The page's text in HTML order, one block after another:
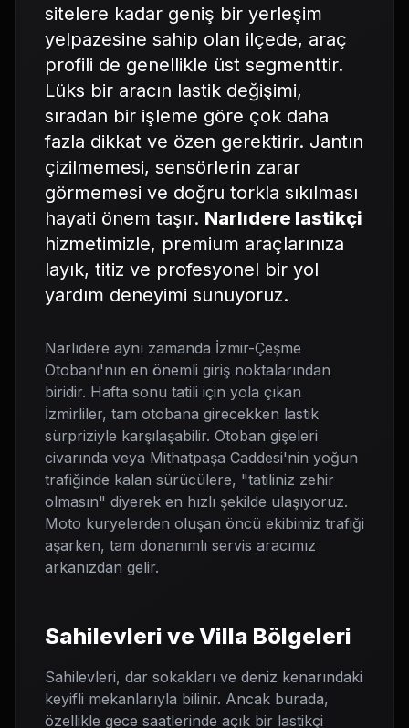
sitelere kadar geniş bir yerleşim
yelpazesine sahip olan ilçede, araç
profili de genellikle üst segmenttir.
Lüks bir aracın lastik değişimi,
sıradan bir işleme göre çok daha
fazla dikkat ve özen gerektirir. Jantın
çizilmemesi, sensörlerin zarar
görmemesi ve doğru torkla sıkılması
hayati önem taşır. Narlıdere lastikçi
hizmetimizle, premium araçlarınıza
layık, titiz ve profesyonel bir yol
yardım deneyimi sunuyoruz.
Narlıdere aynı zamanda İzmir-Çeşme
Otobanı'nın en önemli giriş noktalarından
biridir. Hafta sonu tatili için yola çıkan
İzmirliler, tam otobana girecekken lastik
sürpriziyle karşılaşabilir. Otoban gişeleri
civarında veya Mithatpaşa Caddesi'nin yoğun
trafiğinde kalan sürücülere, "tatiliniz zehir
olmasın" diyerek en hızlı şekilde ulaşıyoruz.
Moto kuryelerden oluşan öncü ekibimiz trafiği
aşarken, tam donanımlı servis aracımız
arkanızdan gelir.
Sahilevleri ve Villa Bölgeleri
Sahilevleri, dar sokakları ve deniz kenarındaki
keyifli mekanlarıyla bilinir. Ancak burada,
özellikle gece saatlerinde açık bir lastikçi